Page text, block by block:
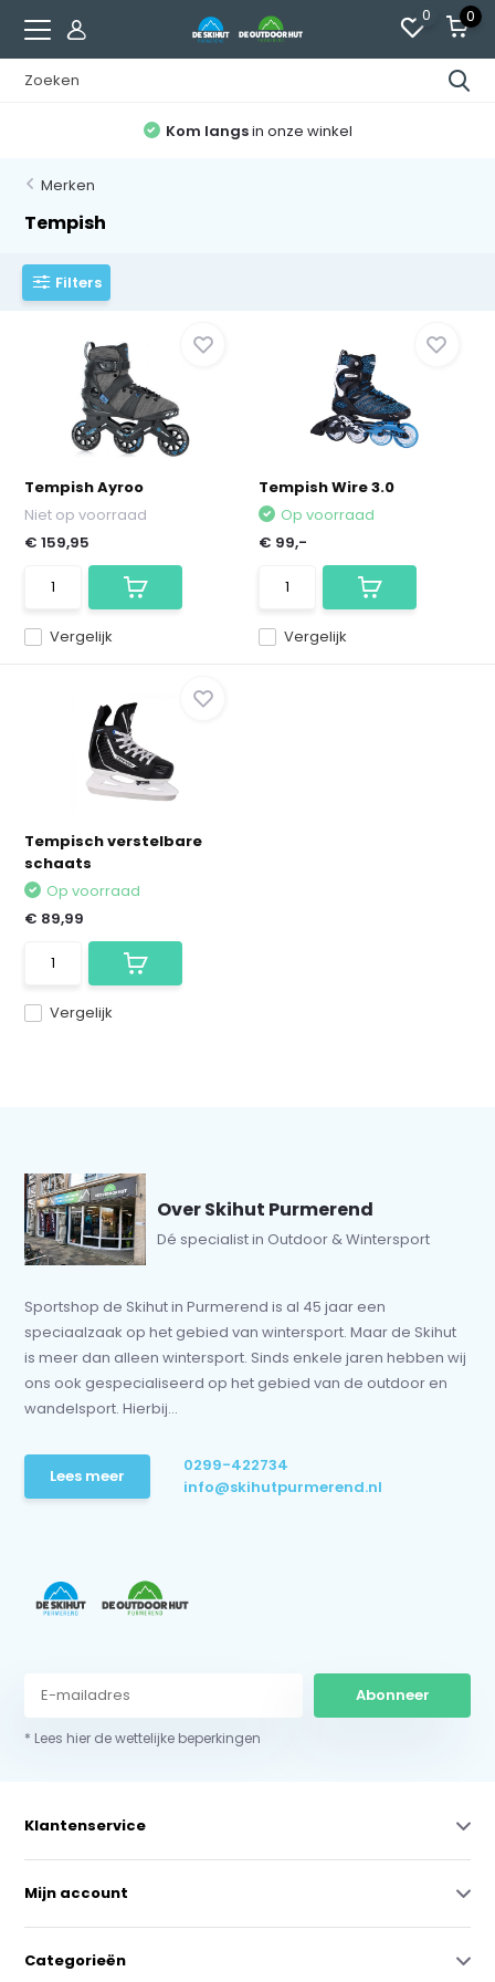
0 0
Kom langsin onze winkel
Merken
Tempish
Filters
Tempish Ayroo
Vergelijk
Niet op voorraad
€ 159,95
Tempish Wire 3.0
Vergelijk
Op voorraad
€ 99,-
Tempisch verstelbare
schaats
Vergelijk
Op voorraad
€ 89,99
Over Skihut Purmerend
Dé specialist in Outdoor & Wintersport
Sportshop de Skihut in Purmerend is al 45 jaar een
speciaalzaak op het gebied van wintersport. Maar de Skihut
is meer dan alleen wintersport. Sinds enkele jaren hebben wij
ons ook gespecialiseerd op het gebied van de outdoor en
wandelsport. Hierbij...
Lees meer
0299-422734
info@skihutpurmerend.nl
Abonneer
* Lees hier de wettelijke beperkingen
Klantenservice
Mijn account
Categorieën